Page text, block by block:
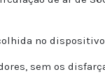
no
sem os